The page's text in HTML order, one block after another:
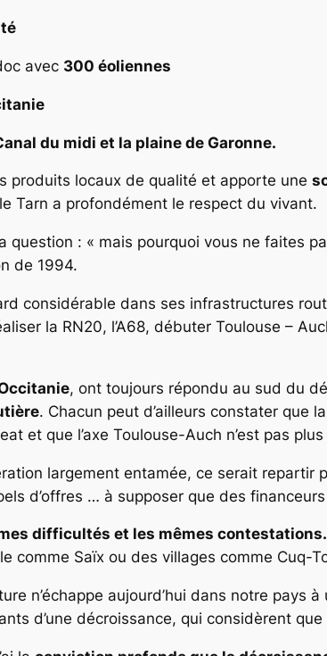
avec 300 éoliennes
du midi et la plaine de Garonne.
produits locaux de qualité et apporte une
Tarn a profondément le respect du vivant.
question : « mais pourquoi vous ne faites
de 1994.
considérable dans ses infrastructures
la RN20, l’A68, débuter Toulouse –
, ont toujours répondu au sud du
. Chacun peut d’ailleurs constater que
et que l’axe Toulouse-Auch n’est pas
largement entamée, ce serait repartir
d’offres … à supposer que des
difficultés et les mêmes contestations.
comme Saïx ou des villages comme Cuq-
n’échappe aujourd’hui dans notre
d’une décroissance, qui considèrent